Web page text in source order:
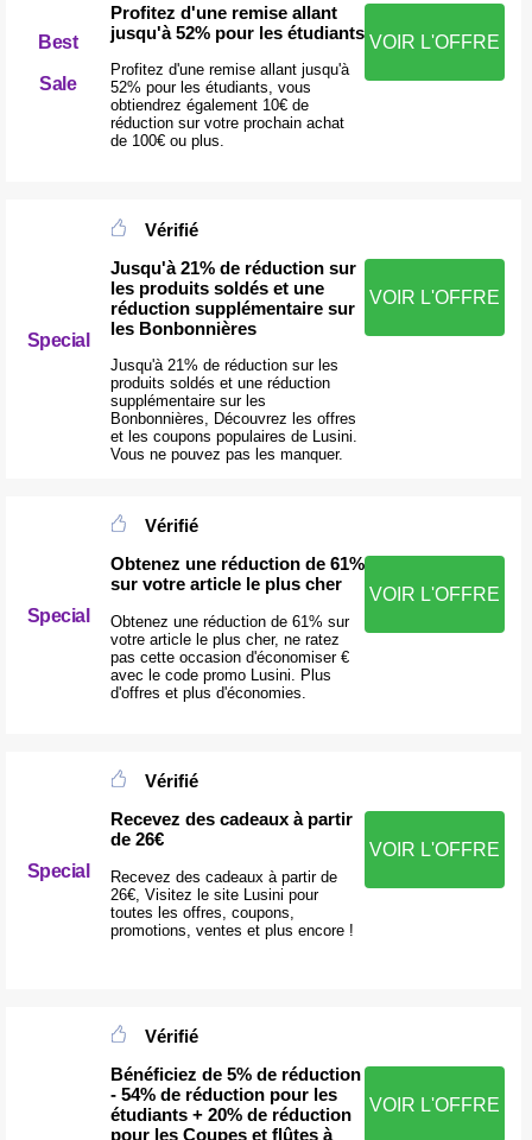
Best
Sale
Profitez d'une remise allant
jusqu'à 52% pour les étudiants
Profitez d'une remise allant jusqu'à
52% pour les étudiants, vous
obtiendrez également 10€ de
réduction sur votre prochain achat
de 100€ ou plus.
VOIR L'OFFRE
Special
Vérifié
Jusqu'à 21% de réduction sur
les produits soldés et une
réduction supplémentaire sur
les Bonbonnières
Jusqu'à 21% de réduction sur les
produits soldés et une réduction
supplémentaire sur les
Bonbonnières, Découvrez les offres
et les coupons populaires de Lusini.
Vous ne pouvez pas les manquer.
VOIR L'OFFRE
Special
Vérifié
Obtenez une réduction de 61%
sur votre article le plus cher
Obtenez une réduction de 61% sur
votre article le plus cher, ne ratez
pas cette occasion d'économiser €
avec le code promo Lusini. Plus
d'offres et plus d'économies.
VOIR L'OFFRE
Special
Vérifié
Recevez des cadeaux à partir
de 26€
Recevez des cadeaux à partir de
26€, Visitez le site Lusini pour
toutes les offres, coupons,
promotions, ventes et plus encore !
VOIR L'OFFRE
Vérifié
Bénéficiez de 5% de réduction
- 54% de réduction pour les
étudiants + 20% de réduction
pour les Coupes et flûtes à
VOIR L'OFFRE